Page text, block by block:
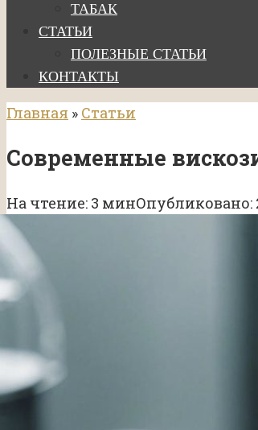
ТАБАК
СТАТЬИ
ПОЛЕЗНЫЕ СТАТЬИ
КОНТАКТЫ
Главная » Статьи
Современные
На чтение: 3 минОпубликовано: